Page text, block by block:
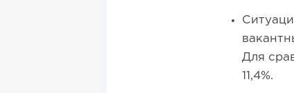
Для
11,4%.